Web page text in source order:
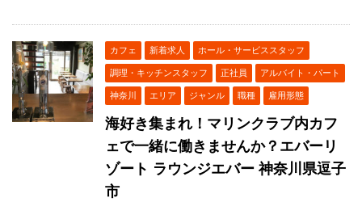
カフェ 新着求人 ホール・サービススタッフ
調理・キッチンスタッフ 正社員 アルバイト・パート
神奈川 エリア ジャンル 職種 雇用形態
海好き集まれ！マリンクラブ内カフ
ェで一緒に働きませんか？エバーリ
ゾート ラウンジエバー 神奈川県逗子
市